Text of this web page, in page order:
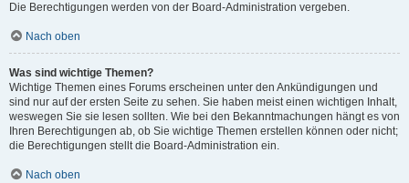
Die Berechtigungen werden von der Board-Administration vergeben.
Nach oben
Was sind wichtige Themen?
Wichtige Themen eines Forums erscheinen unter den Ankündigungen und
sind nur auf der ersten Seite zu sehen. Sie haben meist einen wichtigen Inhalt,
weswegen Sie sie lesen sollten. Wie bei den Bekanntmachungen hängt es von
Ihren Berechtigungen ab, ob Sie wichtige Themen erstellen können oder nicht;
die Berechtigungen stellt die Board-Administration ein.
Nach oben